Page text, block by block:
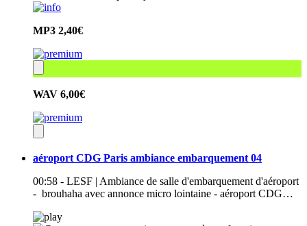
MP3 2,40€
WAV 6,00€
aéroport CDG Paris ambiance embarquement 04
00:58 - LESF | Ambiance de salle d'embarquement d'aéroport
- brouhaha avec annonce micro lointaine - aéroport CDG…